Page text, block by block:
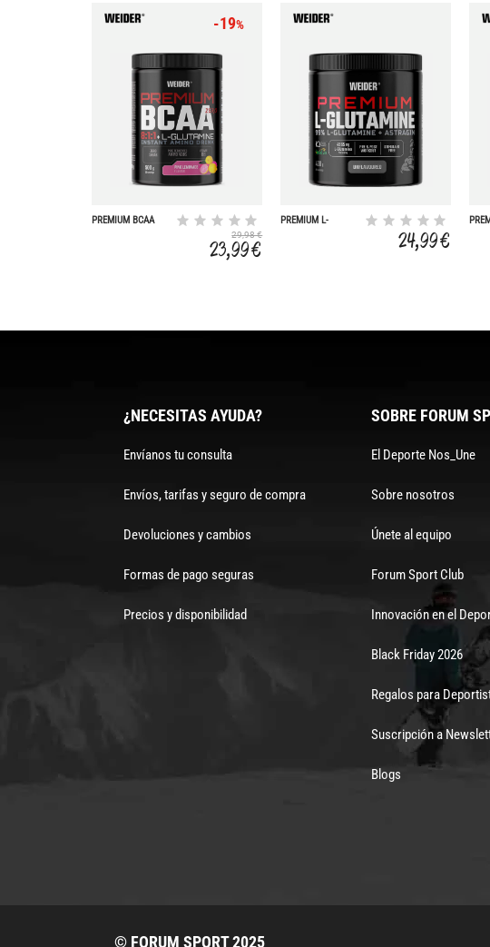
-19%
PREMIUM BCAA
29,98 €
23,99 €
PREMIUM L-
24,99 €
¿NECESITAS AYUDA?
Envíanos tu consulta
Envíos, tarifas y seguro de compra
Devoluciones y cambios
Formas de pago seguras
Precios y disponibilidad
SOBRE FORUM
El Deporte Nos_Une
Sobre nosotros
Únete al equipo
Forum Sport Club
Innovación en el
Black Friday 2026
Regalos para
Suscripción a
Blogs
© FORUM SPORT 2025